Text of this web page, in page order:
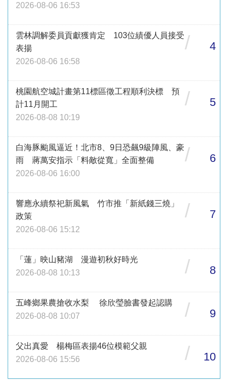
2026-08-06 16:53
雲林調解委員貢獻獲肯定 103位績優人員接受
表揚
2026-08-06 16:58
/ 4
桃園航空城計畫第11標區徵工程順利決標 預
計11月開工
2026-08-08 10:19
/ 5
白海豚颱風逼近！北市8、9日恐飆9級陣風、豪
雨 蔣萬安指示「料敵從寬」全面整備
2026-08-06 16:00
/ 6
響應永續祭祀新風氣 竹市推「新紙錢三燒」
政策
2026-08-06 15:12
/ 7
「蓮」映山豬湖 漫遊初秋好時光
2026-08-08 10:13
/ 8
五峰鄉果農搶收水梨 徐欣瑩臉書發起認購
2026-08-08 10:07
/ 9
父出真愛 楊梅區表揚46位模範父親
2026-08-06 15:56
/ 10